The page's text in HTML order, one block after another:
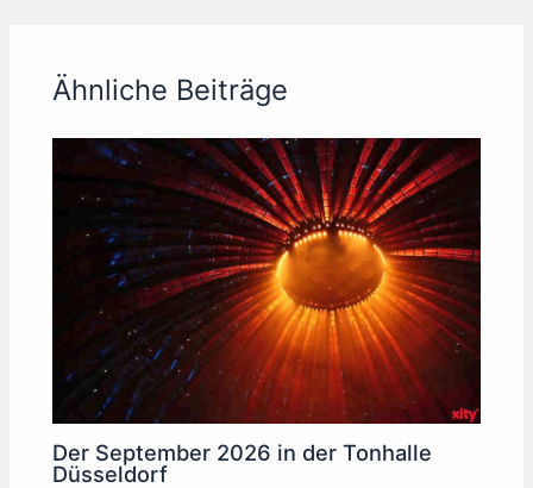
Ähnliche Beiträge
Der September 2026 in der Tonhalle
Düsseldorf